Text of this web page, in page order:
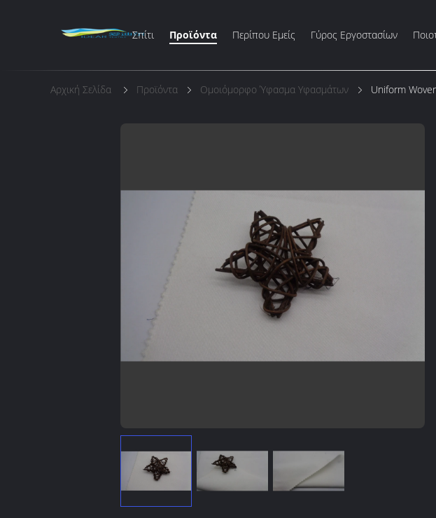
Σπίτι Προϊόντα Περίπου Εμείς Γύρος Εργοστασίων
Αρχική Σελίδα Προϊόντα Ομοιόμορφο Ύφασμα Υφασμάτων Uniform